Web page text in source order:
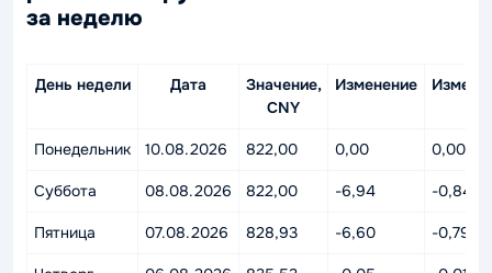
за неделю
День недели Дата
Значение,
CNY
Изменение
Понедельник 10.08.2026 822,00 0,00 0,00%
Суббота 08.08.2026 822,00 -6,94 -0,84%
Пятница 07.08.2026 828,93 -6,60 -0,79%